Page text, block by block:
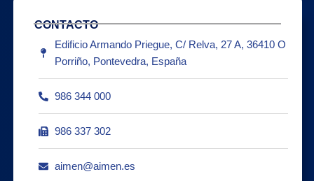
CONTACTO
Edificio Armando Priegue, C/ Relva, 27 A, 36410 O
Porriño, Pontevedra, España
986 344 000
986 337 302
aimen@aimen.es